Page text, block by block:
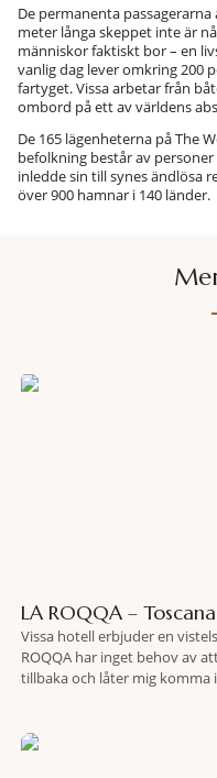
De permanenta
meter långa skeppet inte är
människor faktiskt bor – en
vanlig dag lever omkring 200
fartyget. Vissa arbetar från
ombord på ett av världens
De 165 lägenheterna på The
befolkning består av
inledde sin till synes ändlösa
över 900 hamnar i 140 länder.
LA ROQQA –
Vissa hotell erbjuder en
ROQQA har inget behov av
tillbaka och låter mig komma